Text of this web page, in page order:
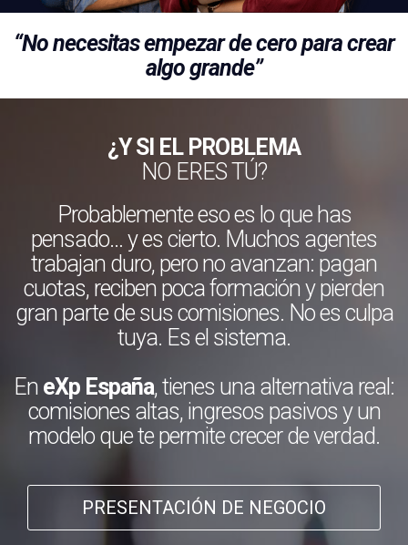
“No necesitas empezar de cero para crear
algo grande”
¿Y SI EL PROBLEMA
NO ERES TÚ?
Probablemente eso es lo que has
pensado… y es cierto. Muchos agentes
trabajan duro, pero no avanzan: pagan
cuotas, reciben poca formación y pierden
gran parte de sus comisiones. No es culpa
tuya. Es el sistema.
En eXp España, tienes una alternativa real:
comisiones altas, ingresos pasivos y un
modelo que te permite crecer de verdad.
PRESENTACIÓN DE NEGOCIO